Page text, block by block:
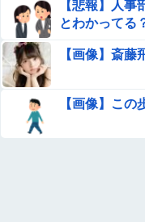
【悲報】人事
とわかってる
【画像】斎
【画像】こ